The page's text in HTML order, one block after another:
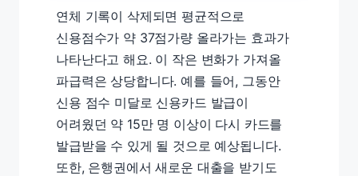
연체 기록이 삭제되면 평균적으로
신용점수가 약 37점가량 올라가는 효과가
나타난다고 해요. 이 작은 변화가 가져올
파급력은 상당합니다. 예를 들어, 그동안
신용 점수 미달로 신용카드 발급이
어려웠던 약 15만 명 이상이 다시 카드를
발급받을 수 있게 될 것으로 예상됩니다.
또한, 은행권에서 새로운 대출을 받기도